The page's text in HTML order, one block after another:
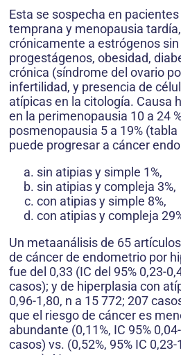
Esta se sospecha en
temprana y menopausia
crónicamente a estrógenos
progestágenos, obesidad,
crónica (síndrome del ovario
infertilidad, y presencia de
atípicas en la citología. Causa
en la perimenopausia 10 a 24
posmenopausia 5 a 19%
puede progresar a cáncer
sin atipias y simple 1%,
sin atipias y compleja 3%,
con atipias y simple 8%,
con atipias y compleja
Un metaanálisis de 65
de cáncer de endometrio por
fue del 0,33 (IC del 95% 0,23-
casos); y de hiperplasia con
0,96-1,80, n a 15 772; 207
que el riesgo de cáncer es
abundante (0,11%, IC 95%
casos) vs. (0,52%, 95% IC